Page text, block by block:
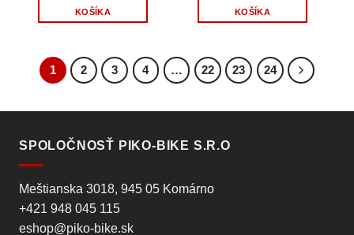
KOŠÍKA
KOŠÍKA
1 2 3 4 … 22 23 24
SPOLOČNOSŤ PIKO-BIKE S.R.O
Meštianska 3018, 945 05 Komárno
+421 948 045 115
eshop@piko-bike.sk